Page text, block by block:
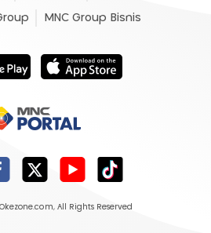
MNC Group Bisnis
Okezone.com, All Rights Reserved